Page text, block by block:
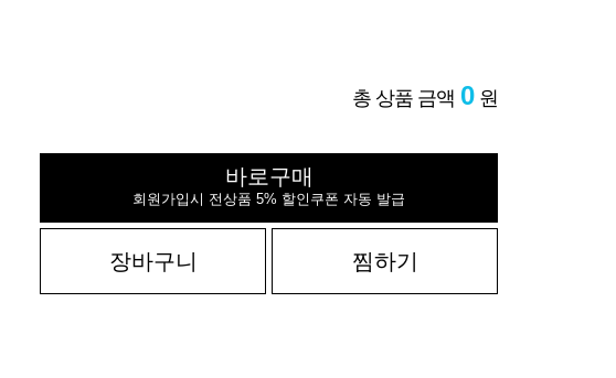
총 상품 금액 0 원
바로구매
회원가입시 전상품 5% 할인쿠폰 자동 발급
장바구니 찜하기